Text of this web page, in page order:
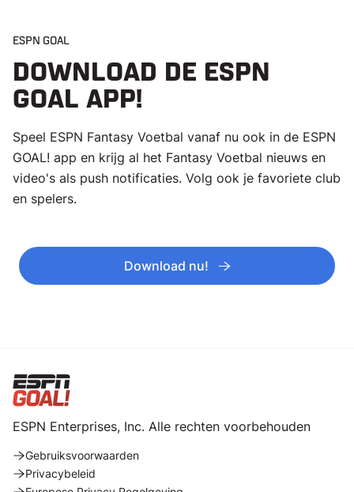
ESPN GOAL
DOWNLOAD DE ESPN
GOAL APP!
Speel ESPN Fantasy Voetbal vanaf nu ook in de ESPN
GOAL! app en krijg al het Fantasy Voetbal nieuws en
video's als push notificaties. Volg ook je favoriete club
en spelers.
Download nu!
ESPN Enterprises, Inc. Alle rechten voorbehouden
Gebruiksvoorwaarden
Privacybeleid